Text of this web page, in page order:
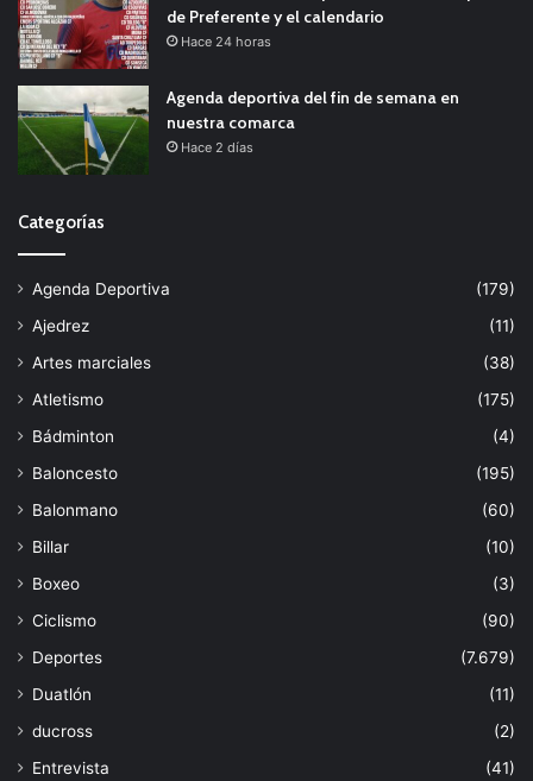
de Preferente y el calendario
Hace 24 horas
Agenda deportiva del fin de semana en
nuestra comarca
Hace 2 días
Categorías
Agenda Deportiva
(179)
Ajedrez
(11)
Artes marciales
(38)
Atletismo
(175)
Bádminton
(4)
Baloncesto
(195)
Balonmano
(60)
Billar
(10)
Boxeo
(3)
Ciclismo
(90)
Deportes
(7.679)
Duatlón
(11)
ducross
(2)
Entrevista
(41)